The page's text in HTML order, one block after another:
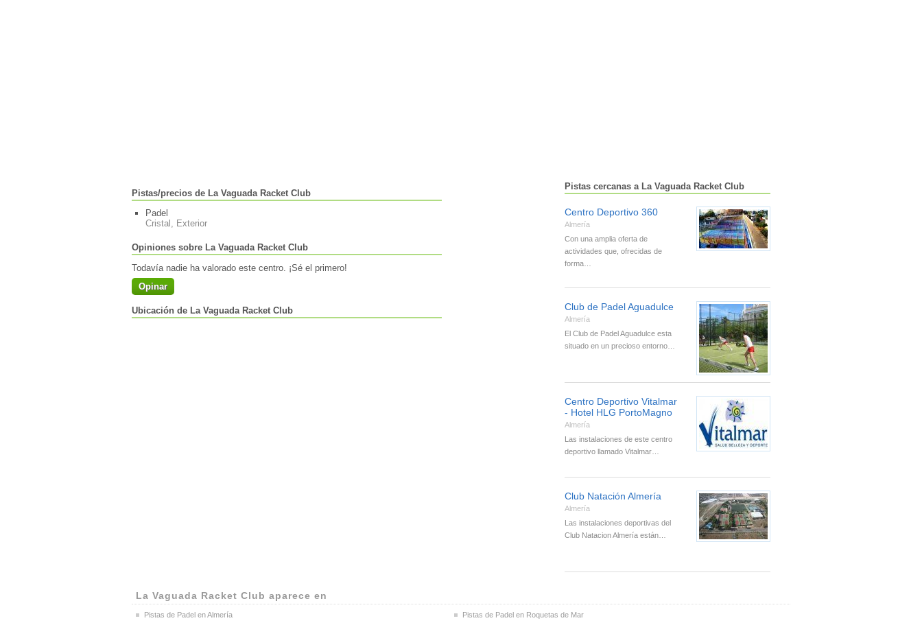
Pistas/precios de La Vaguada Racket Club
Padel
Cristal, Exterior
Opiniones sobre La Vaguada Racket Club
Todavía nadie ha valorado este centro. ¡Sé el primero!
Opinar
Ubicación de La Vaguada Racket Club
Pistas cercanas a La Vaguada Racket Club
Centro Deportivo 360
Almería
Con una amplia oferta de
actividades que, ofrecidas de
forma…
Club de Padel Aguadulce
Almería
El Club de Padel Aguadulce esta
situado en un precioso entorno…
Centro Deportivo Vitalmar
- Hotel HLG PortoMagno
Almería
Las instalaciones de este centro
deportivo llamado Vitalmar…
Club Natación Almería
Almería
Las instalaciones deportivas del
Club Natacion Almería están…
La Vaguada Racket Club aparece en
Pistas de Padel en Almería Pistas de Padel en Roquetas de Mar